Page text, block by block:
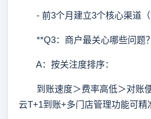
- 前3个月建立3个核心渠道（
**Q3：商户最关心哪些问题
A：按关注度排序：
到账速度＞费率高低＞对账
云T+1到账+多门店管理功能可精